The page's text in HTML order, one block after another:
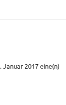
2017 eine(n)